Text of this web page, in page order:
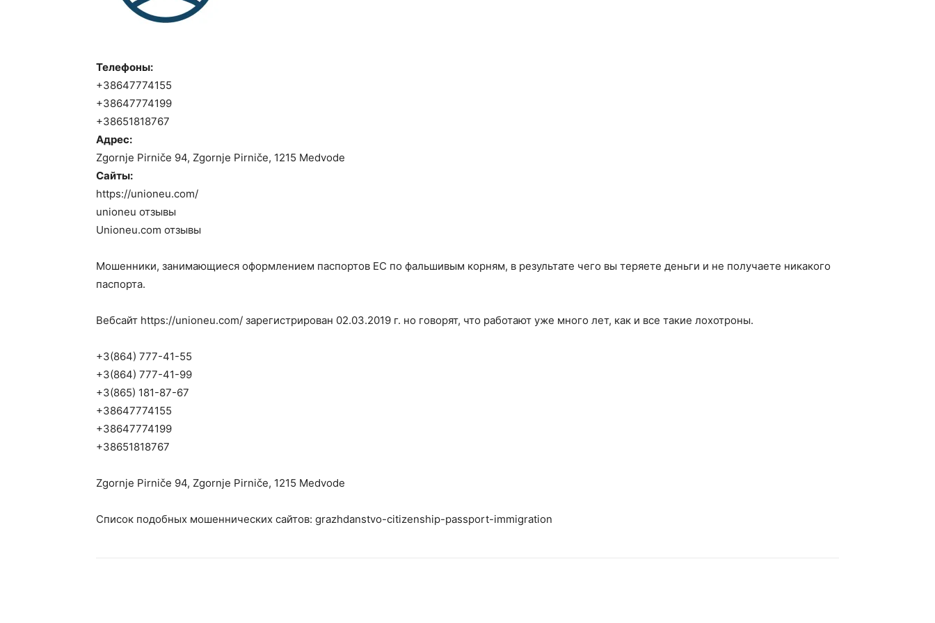
Телефоны:
+38647774155
+38647774199
+38651818767
Адрес:
Zgornje Pirniče 94, Zgornje Pirniče, 1215 Medvode
Сайты:
https://unioneu.com/
unioneu отзывы
Unioneu.com отзывы
Мошенники, занимающиеся оформлением паспортов ЕС по фальшивым корням, в результате чего вы теряете деньги и не получаете никакого
паспорта.
Вебсайт https://unioneu.com/ зарегистрирован 02.03.2019 г. но говорят, что работают уже много лет, как и все такие лохотроны.
+3(864) 777-41-55
+3(864) 777-41-99
+3(865) 181-87-67
+38647774155
+38647774199
+38651818767
Zgornje Pirniče 94, Zgornje Pirniče, 1215 Medvode
Список подобных мошеннических сайтов: grazhdanstvo-citizenship-passport-immigration